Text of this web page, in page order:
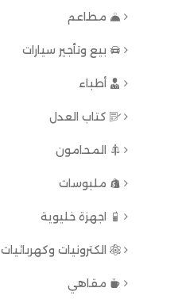
مطاعم
بيع وتأجير سيارات
أطباء
كتاب العدل
المحامون
ملبوسات
اجهزة خليوية
الكترونيات وكهربائيات
مقاهي